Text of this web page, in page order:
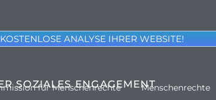
KOSTENLOSE ANALYSE IHRER WEBSITE!
SOZIALES ENGAGEMENT
für Menschenrechte Menschenrechte